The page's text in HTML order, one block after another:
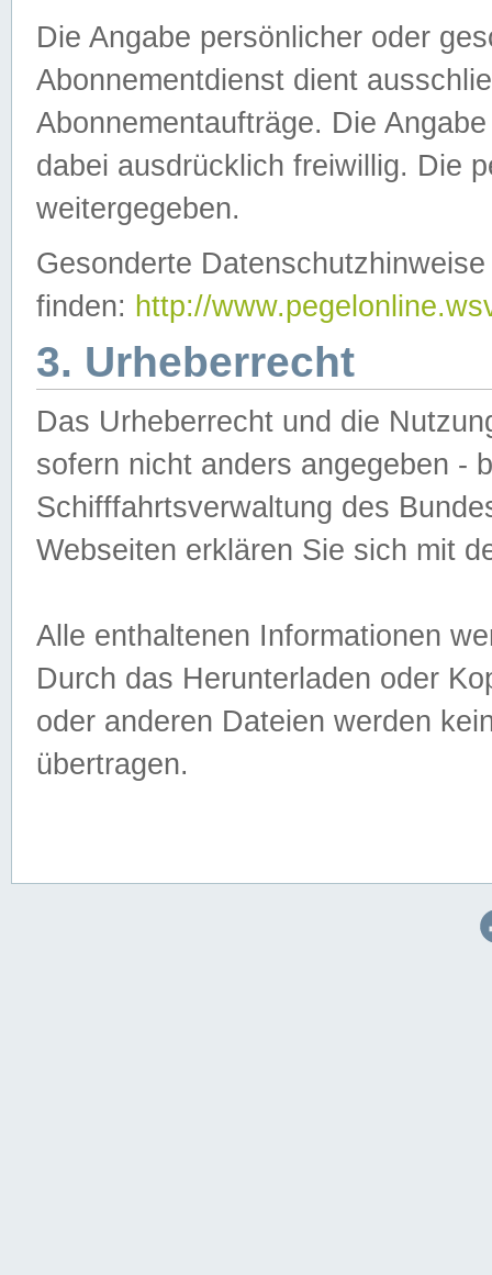
Die Angabe persönlicher oder
Abonnementdienst dient
Abonnementaufträge. Die
dabei ausdrücklich freiwillig. Die
weitergegeben.
Gesonderte
finden: http://
3. Urheberrecht
Das Urheberrecht und die
sofern nicht anders angegeben -
Schifffahrtsverwaltung des
Webseiten erklären Sie sich mit
Alle enthaltenen Informationen
Durch das Herunterladen oder
oder anderen Dateien werden
übertragen.